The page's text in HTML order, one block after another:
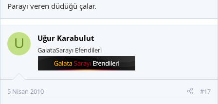
Parayı veren düdüğü çalar.
U Uğur Karabulut
GalataSarayı Efendileri
5 Nisan 2010 #17